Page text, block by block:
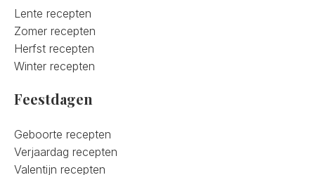
Lente recepten
Zomer recepten
Herfst recepten
Winter recepten
Feestdagen
Geboorte recepten
Verjaardag recepten
Valentijn recepten